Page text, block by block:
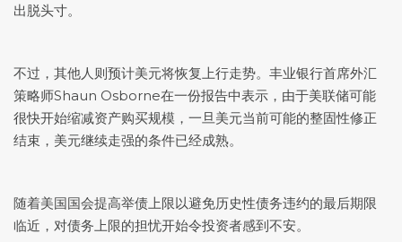
出脱头寸。
不过，其他人则预计美元将恢复上行走势。丰业银行首席外汇
策略师Shaun Osborne在一份报告中表示，由于美联储可能
很快开始缩减资产购买规模，一旦美元当前可能的整固性修正
结束，美元继续走强的条件已经成熟。
随着美国国会提高举债上限以避免历史性债务违约的最后期限
临近，对债务上限的担忧开始令投资者感到不安。